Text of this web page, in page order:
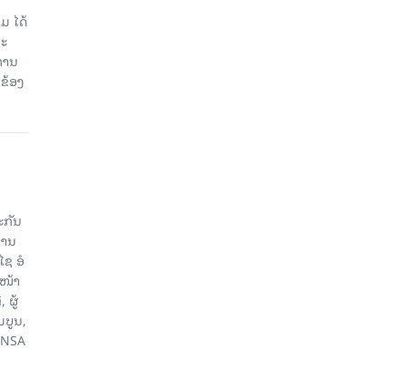
ໄດ້
ນ
ອງ
ກັນ
ນ
ອໍ
າ
ຜູ້
ບູນ,